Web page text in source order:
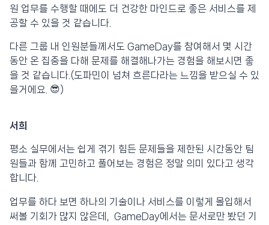
원 업무를 수행할 때에도 더 건강한 마인드로 좋은 서비스를 제
공할 수 있을 것 같습니다.
다른 그룹 내 인원분들께서도 GameDay를 참여해서 몇 시간
동안 온 집중을 다해 문제를 해결해나가는 경험을 해보시면 좋
을 것 같습니다.(도파민이 넘쳐 흐른다라는 느낌을 받으실 수 있
을거에요. 😎)
서희
평소 실무에서는 쉽게 겪기 힘든 문제들을 제한된 시간동안 팀
원들과 함께 고민하고 풀어보는 경험은 정말 의미 있다고 생각
합니다.
업무를 하다 보면 하나의 기술이나 서비스를 이렇게 몰입해서
써볼 기회가 많지 않은데, GameDay에서는 문서로만 봤던 기